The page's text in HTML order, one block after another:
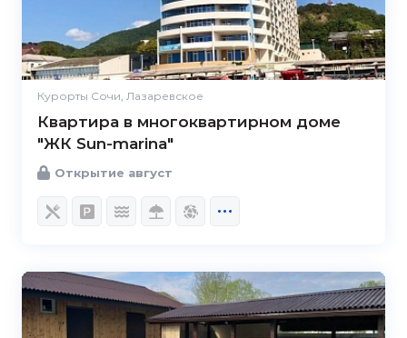
Курорты Сочи, Лазаревское
Квартира в многоквартирном доме
"ЖК Sun-marina"
Открытие август